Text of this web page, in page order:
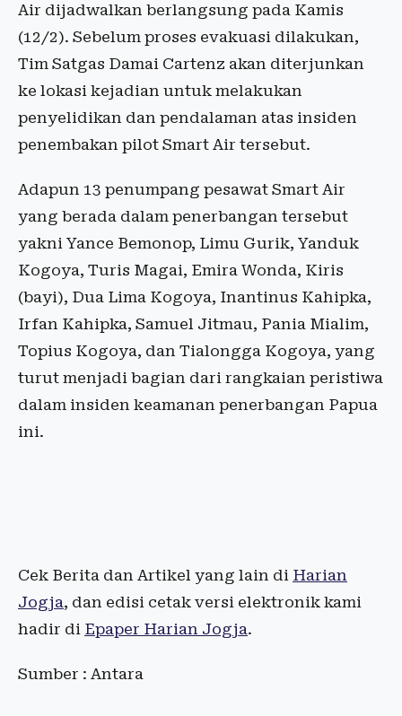
Air dijadwalkan berlangsung pada Kamis
(12/2). Sebelum proses evakuasi dilakukan,
Tim Satgas Damai Cartenz akan diterjunkan
ke lokasi kejadian untuk melakukan
penyelidikan dan pendalaman atas insiden
penembakan pilot Smart Air tersebut.
Adapun 13 penumpang pesawat Smart Air
yang berada dalam penerbangan tersebut
yakni Yance Bemonop, Limu Gurik, Yanduk
Kogoya, Turis Magai, Emira Wonda, Kiris
(bayi), Dua Lima Kogoya, Inantinus Kahipka,
Irfan Kahipka, Samuel Jitmau, Pania Mialim,
Topius Kogoya, dan Tialongga Kogoya, yang
turut menjadi bagian dari rangkaian peristiwa
dalam insiden keamanan penerbangan Papua
ini.
Cek Berita dan Artikel yang lain di Harian
Jogja, dan edisi cetak versi elektronik kami
hadir di Epaper Harian Jogja.
Sumber : Antara